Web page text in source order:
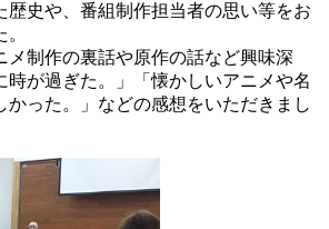
歴史や、番組制作担当者の思い等をお
メ制作の裏話や原作の話など興味深
時が過ぎた。」「懐かしいアニメや名
かった。」などの感想をいただきまし